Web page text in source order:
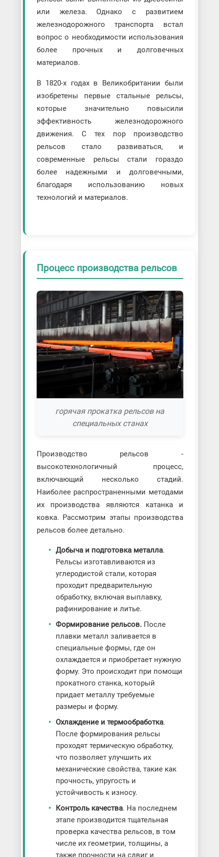
или железа. Однако с развитием
железнодорожного транспорта встал
вопрос о необходимости использования
более прочных и долговечных
материалов.
В 1820-х годах в Великобритании были
изобретены первые стальные рельсы,
которые значительно повысили
эффективность железнодорожного
движения. С тех пор производство
рельсов стало развиваться, и
современные рельсы стали гораздо
более надежными и долговечными,
благодаря использованию новых
технологий и материалов.
Процесс производства рельсов
горячая прокатка рельсов на
специальных станах
Производство рельсов -
высокотехнологичный процесс,
включающий несколько стадий.
Наиболее распространенными методами
их производства являются катанка и
ковка. Рассмотрим этапы производства
рельсов более детально.
Добыча и подготовка металла.
Рельсы изготавливаются из
углеродистой стали, которая
проходит предварительную
обработку, включая выплавку,
рафинирование и литье.
Формирование рельсов.После
плавки металл заливается в
специальные формы, где он
охлаждается и приобретает нужную
форму. Это происходит при помощи
прокатного станка, который
придает металлу требуемые
размеры и форму.
Охлаждение и термообработка.
После формирования рельсы
проходят термическую обработку,
что позволяет улучшить их
механические свойства, такие как
прочность, упругость и
устойчивость к износу.
Контроль качества. На последнем
этапе производится тщательная
проверка качества рельсов, в том
числе их геометрии, толщины, а
также прочности на сдвиг и